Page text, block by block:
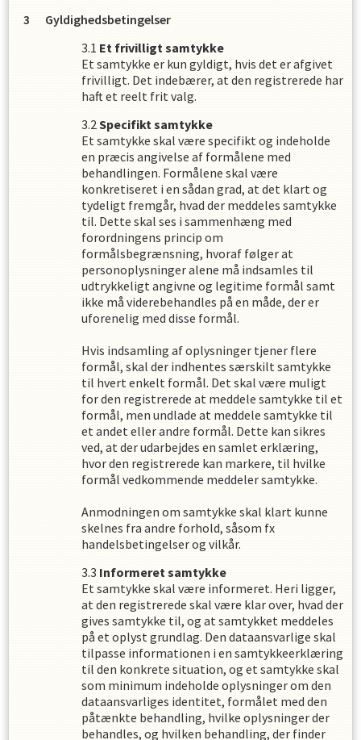
Gyldighedsbetingelser
Et frivilligt samtykke
Et samtykke er kun gyldigt, hvis det er afgivet
frivilligt. Det indebærer, at den registrerede har
haft et reelt frit valg.
Specifikt samtykke
Et samtykke skal være specifikt og indeholde
en præcis angivelse af formålene med
behandlingen. Formålene skal være
konkretiseret i en sådan grad, at det klart og
tydeligt fremgår, hvad der meddeles samtykke
til. Dette skal ses i sammenhæng med
forordningens princip om
formålsbegrænsning, hvoraf følger at
personoplysninger alene må indsamles til
udtrykkeligt angivne og legitime formål samt
ikke må viderebehandles på en måde, der er
uforenelig med disse formål.
Hvis indsamling af oplysninger tjener flere
formål, skal der indhentes særskilt samtykke
til hvert enkelt formål. Det skal være muligt
for den registrerede at meddele samtykke til et
formål, men undlade at meddele samtykke til
et andet eller andre formål. Dette kan sikres
ved, at der udarbejdes en samlet erklæring,
hvor den registrerede kan markere, til hvilke
formål vedkommende meddeler samtykke.
Anmodningen om samtykke skal klart kunne
skelnes fra andre forhold, såsom fx
handelsbetingelser og vilkår.
Informeret samtykke
Et samtykke skal være informeret. Heri ligger,
at den registrerede skal være klar over, hvad der
gives samtykke til, og at samtykket meddeles
på et oplyst grundlag. Den dataansvarlige skal
tilpasse informationen i en samtykkeerklæring
til den konkrete situation, og et samtykke skal
som minimum indeholde oplysninger om den
dataansvarliges identitet, formålet med den
påtænkte behandling, hvilke oplysninger der
behandles, og hvilken behandling, der finder